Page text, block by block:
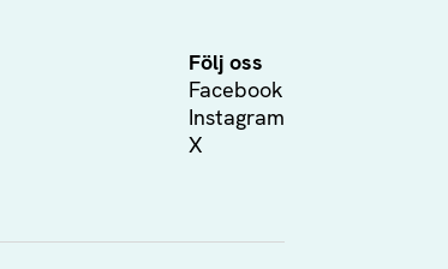
Följ oss
Facebook
Instagram
X